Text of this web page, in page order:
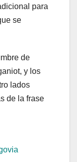
para
se
de
y los
lados
de la frase